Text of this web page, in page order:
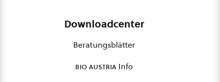
Downloadcenter
Beratungsblätter
bio austria Info